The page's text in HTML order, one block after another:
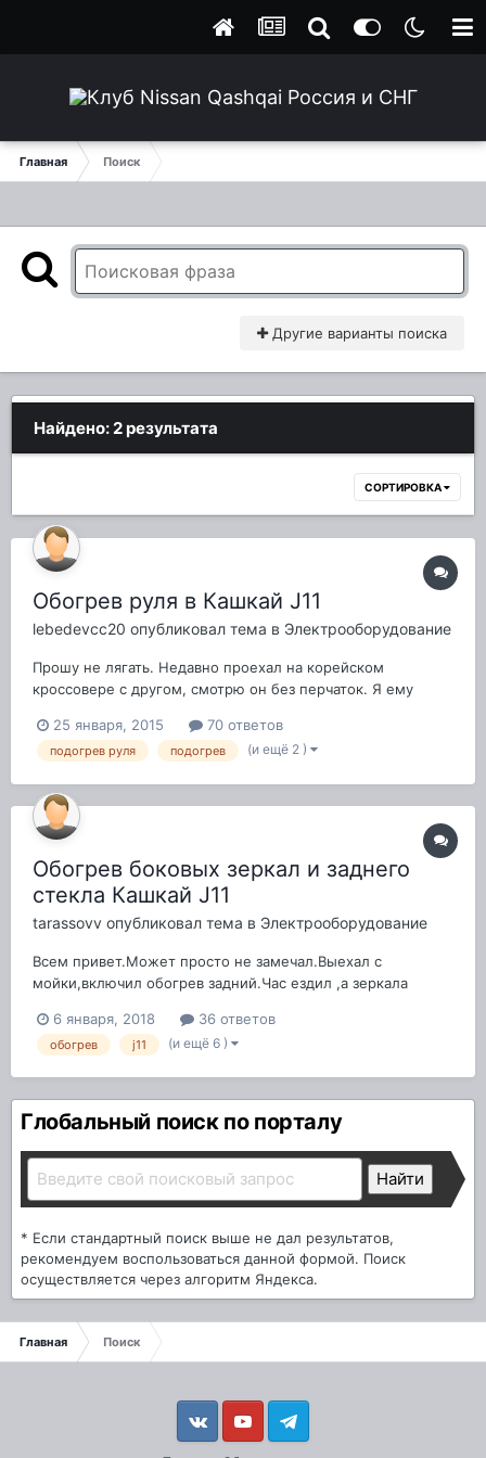
Главная Поиск
Другие варианты поиска
Найдено: 2 результата
СОРТИРОВКА
Обогрев руля в Кашкай J11
lebedevcc20 опубликовал тема в Электрооборудование
Прошу не лягать. Недавно проехал на корейском
кроссовере с другом, смотрю он без перчаток. Я ему
меня подогрев баранки есть. Прикасаюсь баранке она
тёплая просто прелесть. У меня Кашкай LE комплектации,
25 января, 2015 70 ответов
подогрев руля подогрев (и ещё 2 )
Обогрев боковых зеркал и заднего
стекла Кашкай J11
tarassovv опубликовал тема в Электрооборудование
Всем привет.Может просто не замечал.Выехал с
мойки,включил обогрев задний.Час ездил ,а зеркала
руками,включал заново после выключения ,а они
холодные.Как у вас происходит?Машине 4
6 января, 2018 36 ответов
обогрев j11 (и ещё 6 )
Глобальный поиск по порталу
* Если стандартный поиск выше не дал результатов,
рекомендуем воспользоваться данной формой. Поиск
осуществляется через алгоритм Яндекса.
Главная Поиск
VkontakteYouTube Telegram